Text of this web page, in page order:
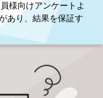
様向けアンケートよ
あり、結果を保証す